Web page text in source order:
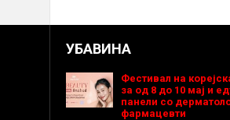
УБАВИНА
Фестивал на
за од 8 до 10 мај и
панели со
фармацевти